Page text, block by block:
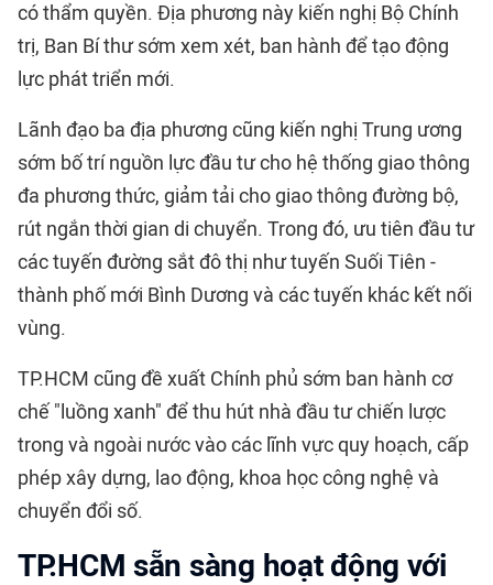
có thẩm quyền. Địa phương này kiến nghị Bộ Chính
trị, Ban Bí thư sớm xem xét, ban hành để tạo động
lực phát triển mới.
Lãnh đạo ba địa phương cũng kiến nghị Trung ương
sớm bố trí nguồn lực đầu tư cho hệ thống giao thông
đa phương thức, giảm tải cho giao thông đường bộ,
rút ngắn thời gian di chuyển. Trong đó, ưu tiên đầu tư
các tuyến đường sắt đô thị như tuyến Suối Tiên -
thành phố mới Bình Dương và các tuyến khác kết nối
vùng.
TP.HCM cũng đề xuất Chính phủ sớm ban hành cơ
chế "luồng xanh" để thu hút nhà đầu tư chiến lược
trong và ngoài nước vào các lĩnh vực quy hoạch, cấp
phép xây dựng, lao động, khoa học công nghệ và
chuyển đổi số.
TP.HCM sẵn sàng hoạt động với